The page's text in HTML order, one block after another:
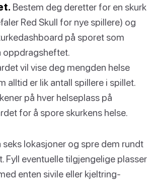
Bestem deg deretter for en skurk
Red Skull for nye spillere) og
på sporet som
oppdragsheftet.
vil vise deg mengden helse
alltid er lik antall spillere i spillet.
på hver helseplass på
for å spore skurkens helse.
seks lokasjoner og spre dem rundt
Fyll eventuelle tilgjengelige plasser
enten sivile eller kjeltring-